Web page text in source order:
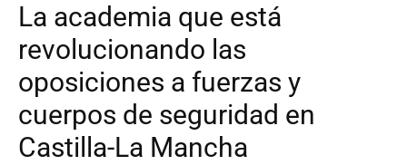
La academia que está
revolucionando las
oposiciones a fuerzas y
cuerpos de seguridad en
Castilla-La Mancha